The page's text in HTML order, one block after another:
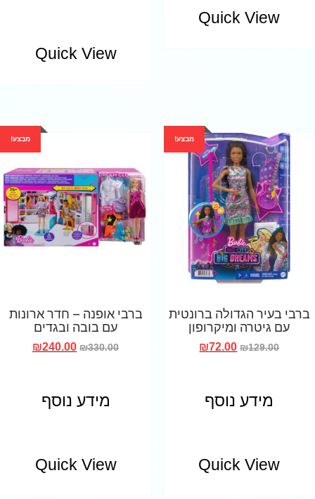
Quick View
Quick View
מבצע!
ברבי בעיר הגדולה ברונטית
עם גיטרה ומיקרופון
₪129.00
₪72.00
מידע נוסף
Quick View
מבצע!
ברבי אופנה – חדר ארונות
עם בובה ובגדים
₪330.00
₪240.00
מידע נוסף
Quick View